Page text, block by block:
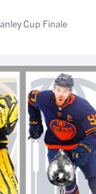
Cup Finale